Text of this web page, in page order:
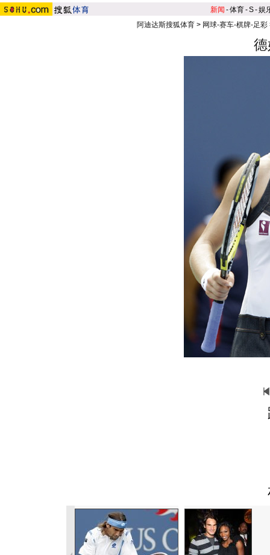
新闻 -体育-S-娱
阿迪达斯搜狐体育 > 网球-赛车-棋牌-足彩